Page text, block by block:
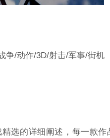
争/动作/3D/射击/军事/街机
选的详细阐述，每一款作